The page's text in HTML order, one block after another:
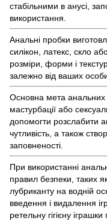
стабільними в анусі,
використання.
Анальні пробки
силікон, латекс, скло
розміри, форми і
залежно від ваших
Основна мета анальних
мастурбації або
допомогти розслабити
чутливість, а також
заповненості.
При використанні
правил безпеки, таких
лубриканту на водній
введення і видалення
ретельну гігієну